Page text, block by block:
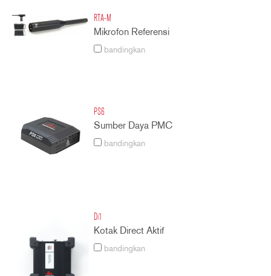
RTA-M
Mikrofon Referensi
bandingkan
PS6
Sumber Daya PMC
bandingkan
Di1
Kotak Direct Aktif
bandingkan